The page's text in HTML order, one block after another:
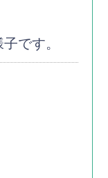
です。